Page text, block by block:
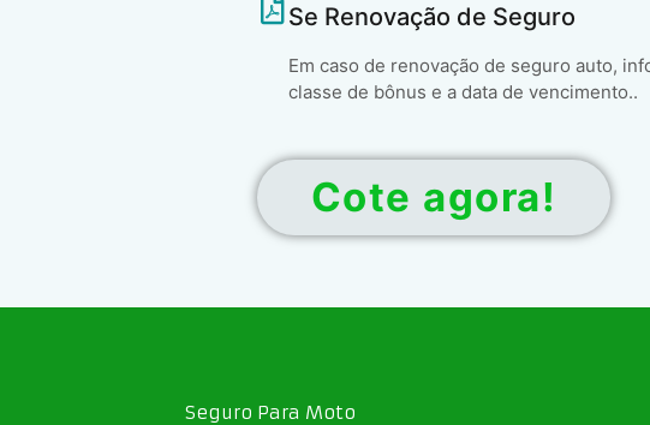
Se Renovação de Seguro
Em caso de renovação de seguro auto,
classe de bônus e a data de vencimento..
Cote agora!
Seguro Para Moto